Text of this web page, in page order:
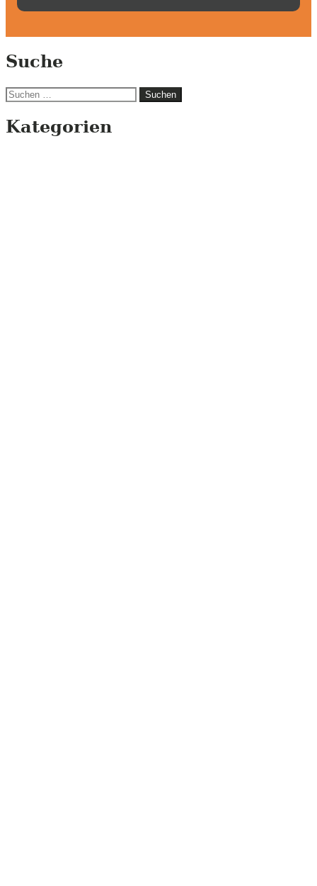
Suche
Suchen
Kategorien